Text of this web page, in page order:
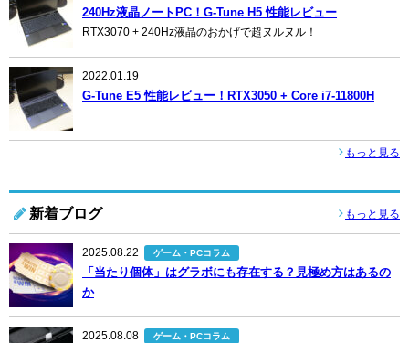
240Hz液晶ノートPC！G-Tune H5 性能レビュー
RTX3070 + 240Hz液晶のおかげで超ヌルヌル！
2022.01.19
G-Tune E5 性能レビュー！RTX3050 + Core i7-11800H
もっと見る
新着ブログ もっと見る
2025.08.22 ゲーム・PCコラム
「当たり個体」はグラボにも存在する？見極め方はあるの
か
2025.08.08 ゲーム・PCコラム